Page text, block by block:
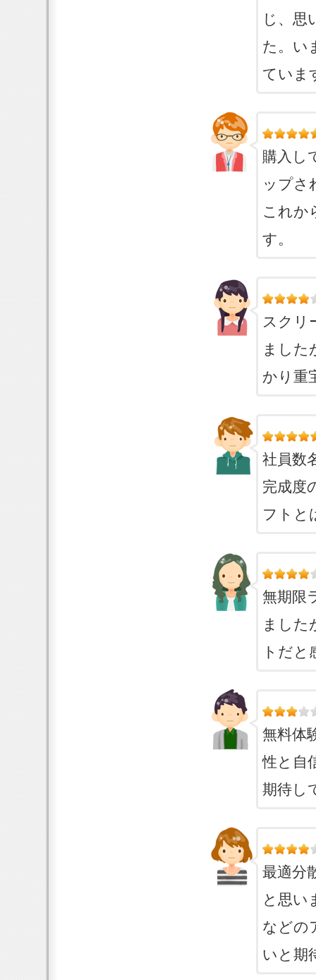
じ、思
た。い
ていま
購入し
ップさ
これか
す。
スクリ
ました
かり重
社員数
完成度
フトと
無期限
ました
トだと
無料体
性と自
期待し
最適分
と思い
などの
いと期